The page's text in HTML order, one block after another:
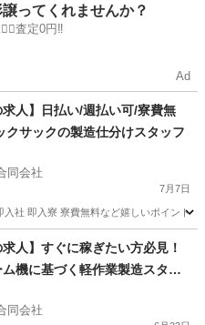
譲ってくれませんか？
査定0円‼️
Ad
求人】日払い/週払い可/寮費無
クサックの製造仕分けスタッフ
同会社
7月7日
入社 即入寮 寮費無料など嬉しいポイント
求人】すぐに稼ぎたい方必見！
機に基づく軽作業製造スタッ
同会社